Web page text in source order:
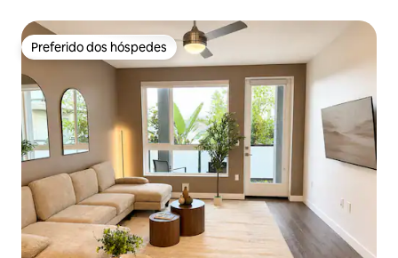
Preferido dos hóspedes
Preferido dos hóspedes